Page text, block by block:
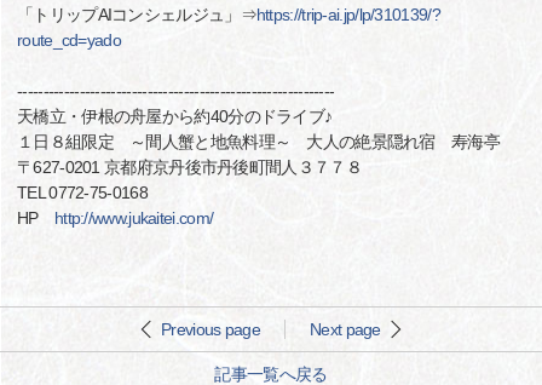
「トリップAIコンシェルジュ」⇒https://trip-ai.jp/lp/310139/?
route_cd=yado
-------------------------------------------------------------
天橋立・伊根の舟屋から約40分のドライブ♪
１日８組限定 ～間人蟹と地魚料理～ 大人の絶景隠れ宿 寿海亭
〒627-0201 京都府京丹後市丹後町間人３７７８
TEL 0772-75-0168
HP http://www.jukaitei.com/
Previous page Next page
記事一覧へ戻る